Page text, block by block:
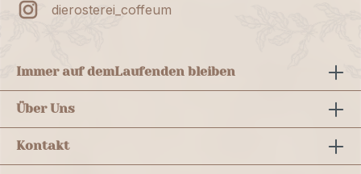
dierosterei_coffeum
Immer auf demLaufenden bleiben
Über Uns
Kontakt